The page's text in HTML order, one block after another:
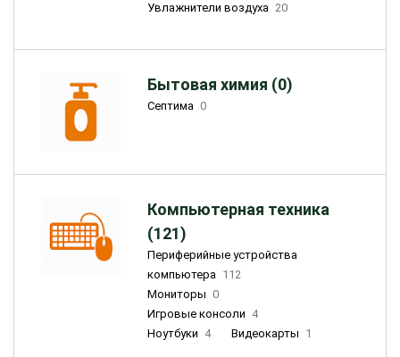
Увлажнители воздуха 20
Бытовая химия (0)
Септима 0
Компьютерная техника
(121)
Периферийные устройства
компьютера 112
Мониторы 0
Игровые консоли 4
Ноутбуки 4 Видеокарты 1